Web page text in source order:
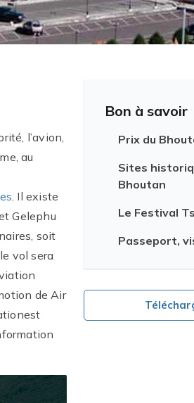
l’avion,
au
. Il existe
Gelephu
soit
vol sera
de Air
Bon à savoir
Prix du
Sites
Bhoutan
Le Festival
Passeport,